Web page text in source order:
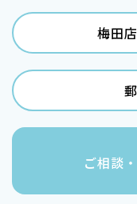
梅田
ご相談